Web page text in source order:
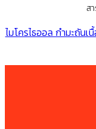
ส
ไมโครไธออล กำมะถัน